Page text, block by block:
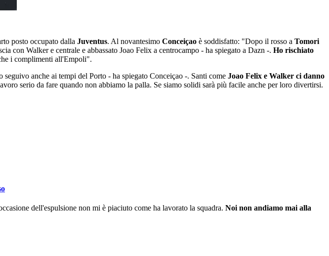
posto occupato dalla Juventus. Al novantesimo Conceiçao è soddisfatto: "Dopo il rosso a Tomori
con Walker e centrale e abbassato Joao Felix a centrocampo - ha spiegato a Dazn -. Ho rischiato
i complimenti all'Empoli".
anche ai tempi del Porto - ha spiegato Conceiçao -. Santi come Joao Felix e Walker ci danno
serio da fare quando non abbiamo la palla. Se siamo solidi sarà più facile anche per loro divertirsi.
dell'espulsione non mi è piaciuto come ha lavorato la squadra. Noi non andiamo mai alla